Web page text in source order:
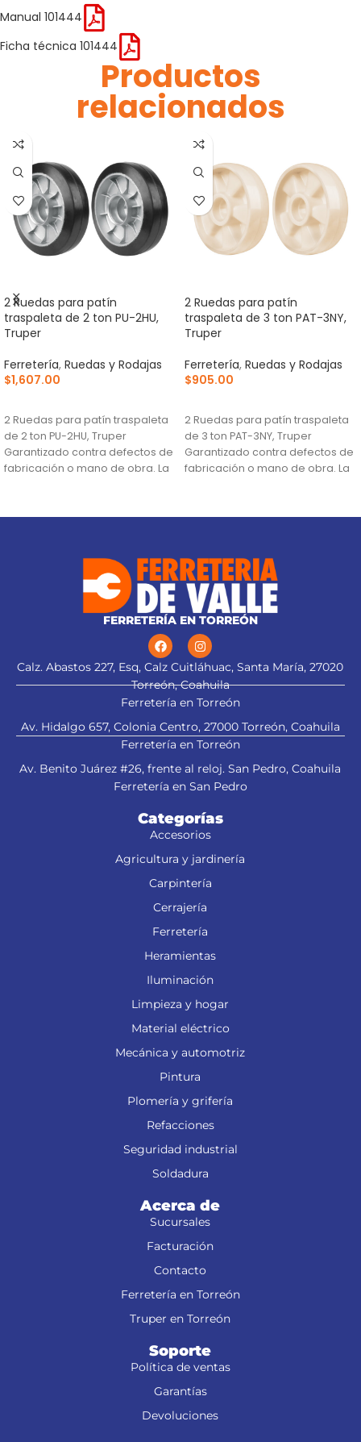
Manual 101444
Ficha técnica 101444
Productos
relacionados
2 Ruedas para patín
traspaleta de 2 ton PU-2HU,
Truper
Ferretería, Ruedas y Rodajas
$1,607.00
2 Ruedas para patín traspaleta
de 2 ton PU-2HU, Truper
Garantizado contra defectos de
fabricación o mano de obra. La
2 Ruedas para patín
traspaleta de 3 ton PAT-3NY,
Truper
Ferretería, Ruedas y Rodajas
$905.00
2 Ruedas para patín traspaleta
de 3 ton PAT-3NY, Truper
Garantizado contra defectos de
fabricación o mano de obra. La
FERRETERÍA EN TORREÓN
Calz. Abastos 227, Esq, Calz Cuitláhuac, Santa María, 27020
Torreón, Coahuila
Ferretería en Torreón
Av. Hidalgo 657, Colonia Centro, 27000 Torreón, Coahuila
Ferretería en Torreón
Av. Benito Juárez #26, frente al reloj. San Pedro, Coahuila
Ferretería en San Pedro
Categorías
Accesorios
Agricultura y jardinería
Carpintería
Cerrajería
Ferretería
Heramientas
Iluminación
Limpieza y hogar
Material eléctrico
Mecánica y automotriz
Pintura
Plomería y grifería
Refacciones
Seguridad industrial
Soldadura
Acerca de
Sucursales
Facturación
Contacto
Ferretería en Torreón
Truper en Torreón
Soporte
Política de ventas
Garantías
Devoluciones